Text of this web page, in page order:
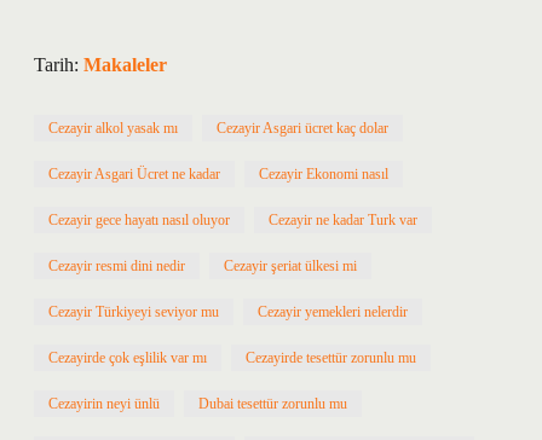
Tarih: Makaleler
Cezayir alkol yasak mı Cezayir Asgari ücret kaç dolar
Cezayir Asgari Ücret ne kadar Cezayir Ekonomi nasıl
Cezayir gece hayatı nasıl oluyor Cezayir ne kadar Turk var
Cezayir resmi dini nedir Cezayir şeriat ülkesi mi
Cezayir Türkiyeyi seviyor mu Cezayir yemekleri nelerdir
Cezayirde çok eşlilik var mı Cezayirde tesettür zorunlu mu
Cezayirin neyi ünlü Dubai tesettür zorunlu mu